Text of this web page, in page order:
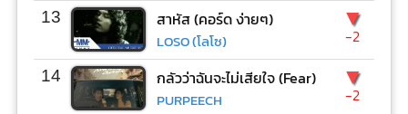
13 สาหัส (คอร์ด ง่ายๆ)
LOSO (โลโซ)
▼
-2
14 กลัวว่าฉันจะไม่เสียใจ (Fear)
PURPEECH
▼
-2